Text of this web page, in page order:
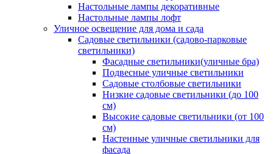
Настольные лампы декоративные
Настольные лампы лофт
Уличное освещение для дома и сада
Садовые светильники (садово-парковые
светильники)
Фасадные светильники(уличные бра)
Подвесные уличные светильники
Садовые столбовые светильники
Низкие садовые светильники (до 100
см)
Высокие садовые светильники (от 100
см)
Настенные уличные светильники для
фасада